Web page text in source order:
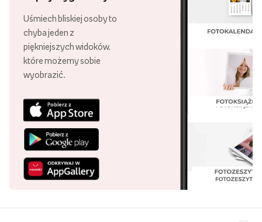
Uśmiech bliskiej osoby to
chyba jeden z
piękniejszych widoków,
które możemy sobie
wyobrazić.